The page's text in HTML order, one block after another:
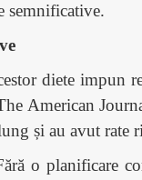
semnificative.
diete impun
American
și au avut rate
o planificare